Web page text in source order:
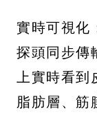
實時可視化
探頭同步傳
上實時看到
脂肪層、筋